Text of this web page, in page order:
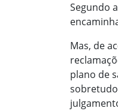
Segundo
Mas, de
plano de